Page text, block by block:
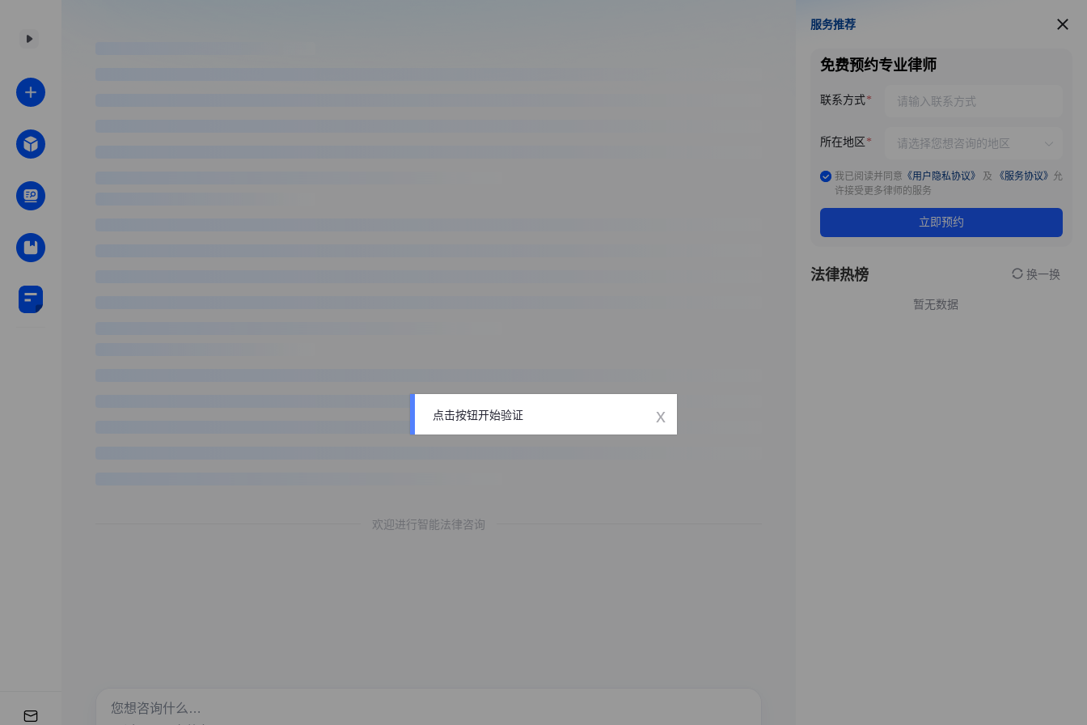
欢迎进行智能法律咨询
服务推荐
服务推荐
免费预约专业律师
联系方式
所在地区
我已阅读并同意 《用户隐私协议》 及 《服务协议》 允
许接受更多律师的服务
立即预约
法律热榜 换一换
暂无数据
点击按钮开始验证 x